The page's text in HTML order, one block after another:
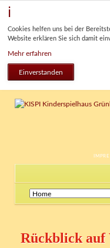
Cookies helfen uns bei der
Website erklären Sie sich damit
Mehr erfahren
Einverstanden
Navigation
überspringen
Rückblick auf